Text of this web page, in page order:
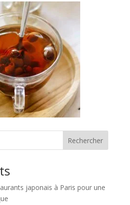
Rechercher
japonais à Paris pour une